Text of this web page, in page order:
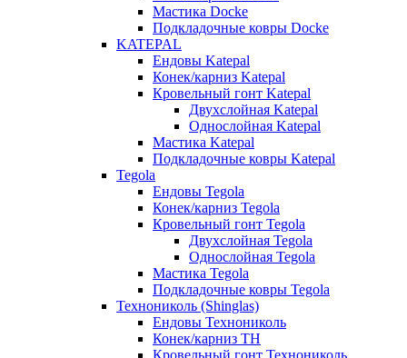
Мастика Docke
Подкладочные ковры Docke
KATEPAL
Ендовы Katepal
Конек/карниз Katepal
Кровельный гонт Katepal
Двухслойная Katepal
Однослойная Katepal
Мастика Katepal
Подкладочные ковры Katepal
Tegola
Ендовы Tegola
Конек/карниз Tegola
Кровельный гонт Tegola
Двухслойная Tegola
Однослойная Tegola
Мастика Tegola
Подкладочные ковры Tegola
Технониколь (Shinglas)
Ендовы Технониколь
Конек/карниз ТН
Кровельный гонт Технониколь